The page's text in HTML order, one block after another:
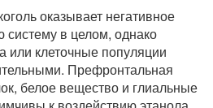
оказывает негативное
в целом, однако
или клеточные популяции
Префронтальная
белое вещество и глиальные